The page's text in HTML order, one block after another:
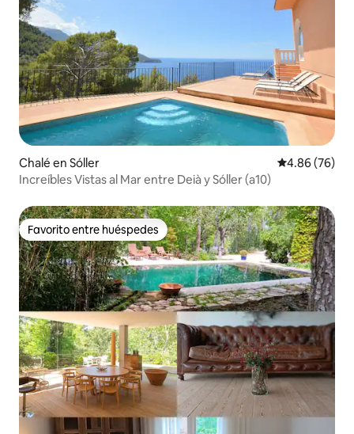
Chalé en Sóller Calificación
4.86 (76)
Increíbles Vistas al Mar entre Deià y Sóller (a10)
Favorito entre huéspedes
Favorito entre huéspedes